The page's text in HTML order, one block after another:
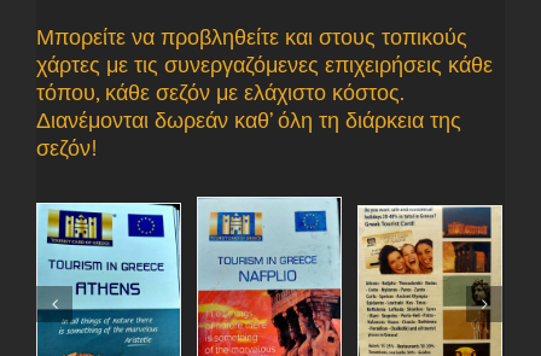
Μπορείτε να προβληθείτε και στους τοπικούς
χάρτες με τις συνεργαζόμενες επιχειρήσεις κάθε
τόπου, κάθε σεζόν με ελάχιστο κόστος.
Διανέμονται δωρεάν καθ’ όλη τη διάρκεια της
σεζόν!